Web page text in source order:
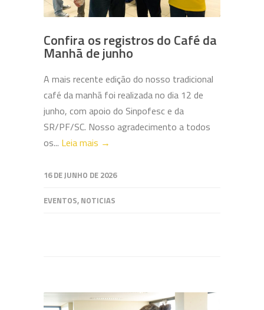
Confira os registros do Café da
Manhã de junho
A mais recente edição do nosso tradicional
café da manhã foi realizada no dia 12 de
junho, com apoio do Sinpofesc e da
SR/PF/SC. Nosso agradecimento a todos
os... Leia mais →
16 DE JUNHO DE 2026
EVENTOS, NOTICIAS